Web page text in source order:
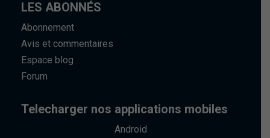
LES ABONNÉS
Abonnement
Avis et commentaires
Espace blog
Forum
Telecharger nos applications mobiles
Android